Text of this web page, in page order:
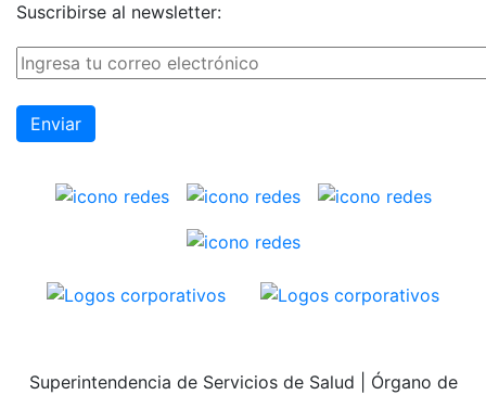
Suscribirse al newsletter:
Superintendencia de Servicios de Salud | Órgano de